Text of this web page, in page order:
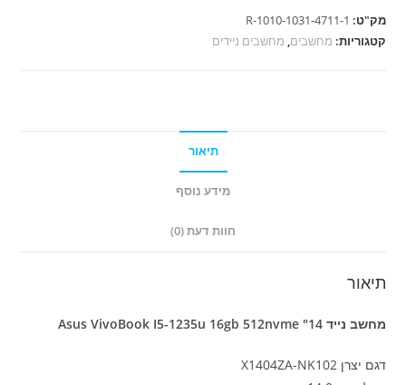
Asus
VivoBook
מק"ט: 1010-1031-4711-1-R
קטגוריות: מחשבים, מחשבים ניידים
תיאור
מידע נוסף
חוות דעת (0)
תיאור
מחשב נייד Asus VivoBook I5-1235u 16gb 512nvme "14
דגם יצרן X1404ZA-NK102